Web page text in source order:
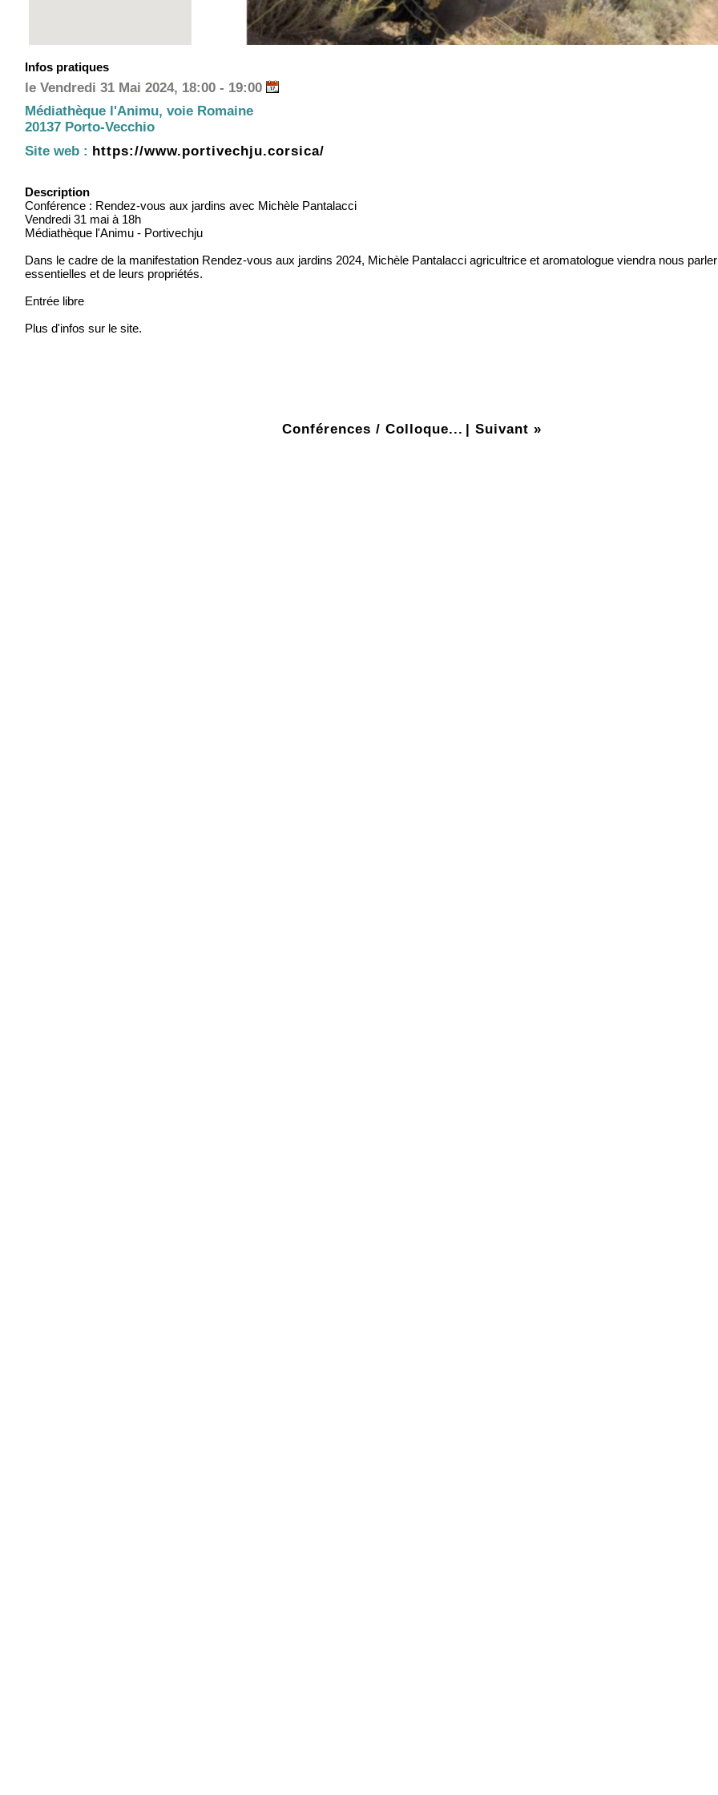
Infos pratiques
le Vendredi 31 Mai 2024, 18:00 - 19:00
Médiathèque l'Animu, voie Romaine
20137 Porto-Vecchio
Site web : https://www.portivechju.corsica/
Description
Conférence : Rendez-vous aux jardins avec Michèle Pantalacci
Vendredi 31 mai à 18h
Médiathèque l'Animu - Portivechju
Dans le cadre de la manifestation Rendez-vous aux jardins 2024, Michèle Pantalacci agricultrice et aromatologue viendra nous
essentielles et de leurs propriétés.
Entrée libre
Plus d'infos sur le site.
Conférences / Colloque... | Suivant »